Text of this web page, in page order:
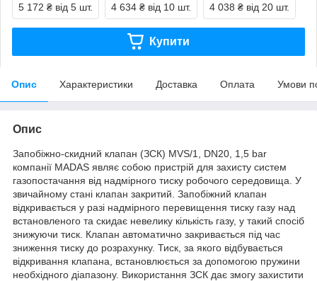
5 172 ₴ від 5 шт. 4 634 ₴ від 10 шт. 4 038 ₴ від 20 шт.
Купити
Опис Характеристики Доставка Оплата Умови
Опис
Запобіжно-скидний клапан (ЗСК) MVS/1, DN20, 1,5 bar
компанії MADAS являє собою пристрій для захисту систем
газопостачання від надмірного тиску робочого середовища. У
звичайному стані клапан закритий. Запобіжний клапан
відкривається у разі надмірного перевищення тиску газу над
встановленого та скидає невелику кількість газу, у такий спосіб
знижуючи тиск. Клапан автоматично закривається під час
зниження тиску до розрахунку. Тиск, за якого відбувається
відкривання клапана, встановлюється за допомогою пружини
необхідного діапазону. Використання ЗСК дає змогу захистити